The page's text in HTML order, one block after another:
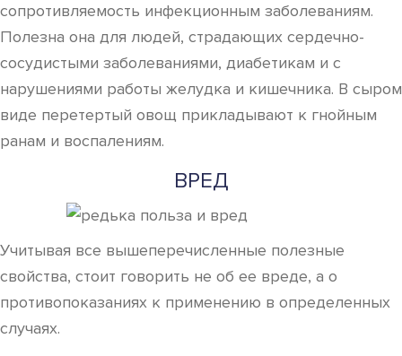
сопротивляемость инфекционным заболеваниям.
Полезна она для людей, страдающих сердечно-
сосудистыми заболеваниями, диабетикам и с
нарушениями работы желудка и кишечника. В сыром
виде перетертый овощ прикладывают к гнойным
ранам и воспалениям.
ВРЕД
Учитывая все вышеперечисленные полезные
свойства, стоит говорить не об ее вреде, а о
противопоказаниях к применению в определенных
случаях.